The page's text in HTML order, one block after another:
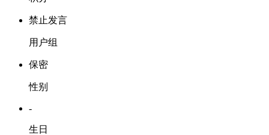
禁止发言
用户组
保密
性别
-
生日